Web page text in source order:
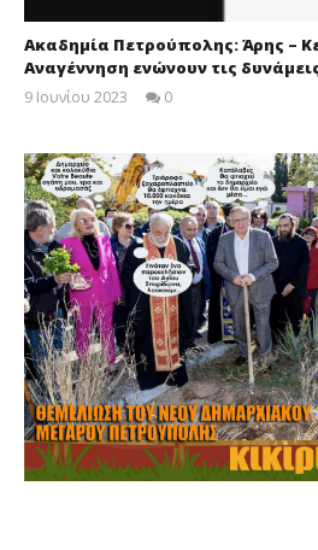
Ακαδημία Πετρούπολης: Άρης –
Αναγέννηση ενώνουν τις
9 Ιουνίου 2023
0